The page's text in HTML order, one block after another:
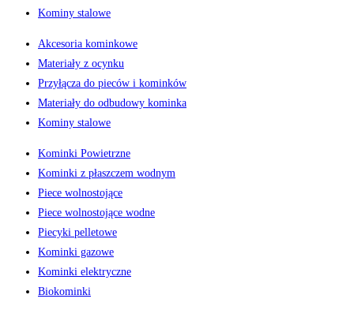
Kominy stalowe
Akcesoria kominkowe
Materiały z ocynku
Przyłącza do pieców i kominków
Materiały do odbudowy kominka
Kominy stalowe
Kominki Powietrzne
Kominki z płaszczem wodnym
Piece wolnostojące
Piece wolnostojące wodne
Piecyki pelletowe
Kominki gazowe
Kominki elektryczne
Biokominki